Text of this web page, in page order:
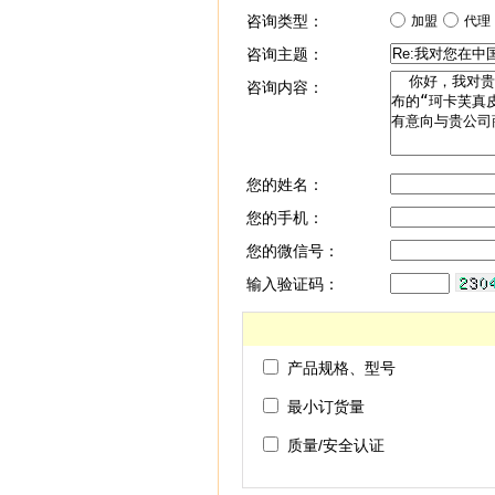
咨询类型： 加盟 代理
咨询主题：
咨询内容：
您的姓名：
您的手机：
您的微信号：
输入验证码：
产品规格、型号
最小订货量
质量/安全认证